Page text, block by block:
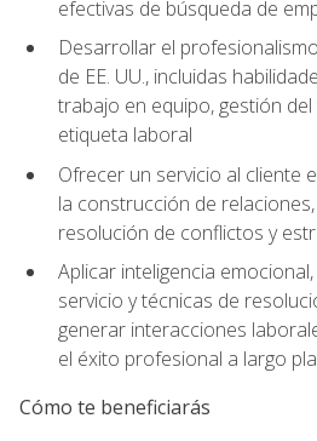
efectivas de búsqueda de
Desarrollar el
de EE. UU., incluidas
trabajo en equipo, gestión
etiqueta laboral
Ofrecer un servicio al cliente
la construcción de
resolución de conflictos y
Aplicar inteligencia
servicio y técnicas de
generar interacciones
el éxito profesional a largo
Cómo te beneficiarás